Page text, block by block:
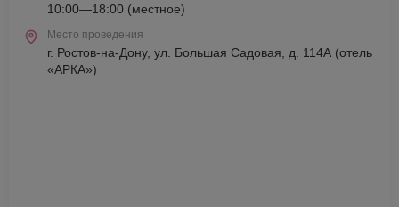
10:00—18:00 (местное)
Место проведения
г. Ростов-на-Дону, ул. Большая Садовая, д. 114А (отель
«АРКА»)